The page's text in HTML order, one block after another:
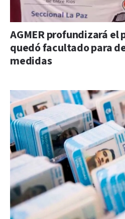
AGMER profundizará el
quedó facultado para
medidas